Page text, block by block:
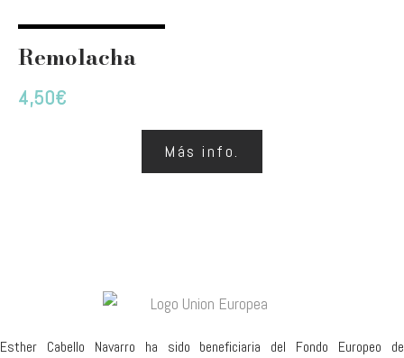
Remolacha
4,50€
Más info.
Esther Cabello Navarro ha sido beneficiaria del Fondo Europeo de